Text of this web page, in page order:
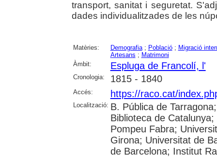
transport, sanitat i seguretat.
dades individualitzades de les
Matèries: Demografia; Població; Migració
Artesans ; Matrimoni
Àmbit:
Espluga de Francolí, l'
Cronologia: 1815 - 1840
Accés: https://raco.cat/
Localització: B. Pública de
Biblioteca de
Pompeu Fabra;
Girona; Universitat de
de Barcelona; Institut